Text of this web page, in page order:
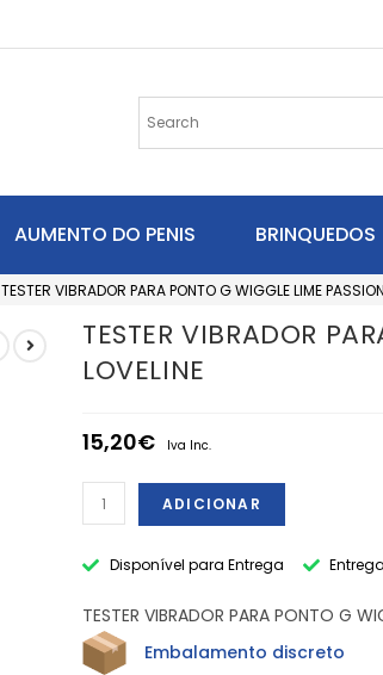
AUMENTO DO PENIS BRINQUEDOS
TESTER VIBRADOR PARA PONTO G WIGGLE LIME
TESTER VIBRADOR
LOVELINE
15,20€ Iva Inc.
ADICIONAR
Disponível para Entrega
TESTER VIBRADOR PARA PONTO G
Embalamento discreto